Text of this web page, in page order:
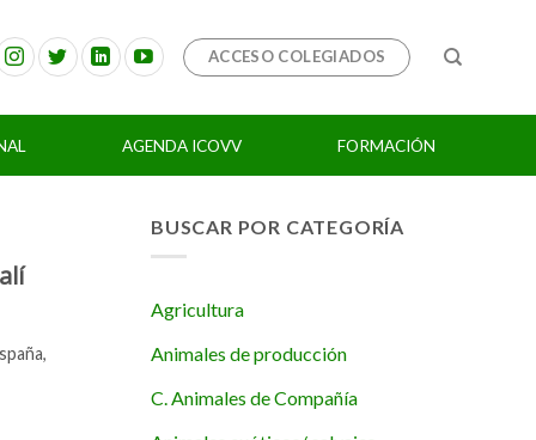
ACCESO COLEGIADOS
AGENDA ICOVV FORMACIÓN
BUSCAR POR CATEGORÍA
Agricultura
Animales de producción
C. Animales de Compañía